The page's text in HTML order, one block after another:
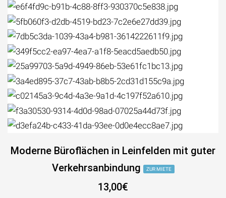
Moderne Büroflächen in Leinfelden mit guter
Verkehrsanbindung
ZUR MIETE
13,00€